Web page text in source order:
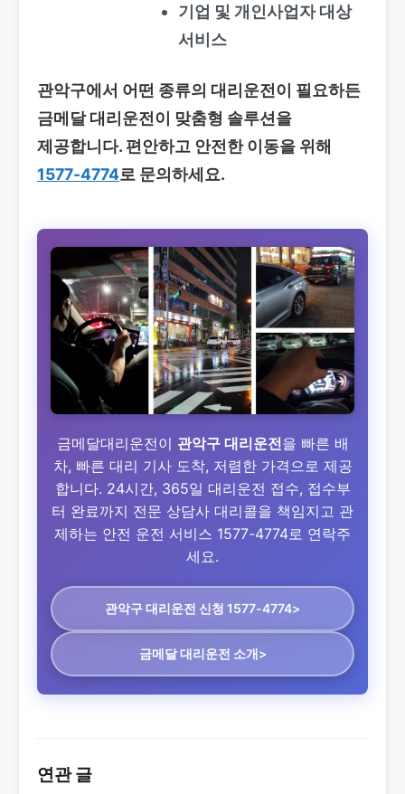
기업 및 개인사업자 대상
서비스
관악구에서 어떤 종류의 대리운전이 필요하든
금메달 대리운전이 맞춤형 솔루션을
제공합니다. 편안하고 안전한 이동을 위해
1577-4774로 문의하세요.
금메달대리운전이 관악구 대리운전을 빠른 배
차, 빠른 대리 기사 도착, 저렴한 가격으로 제공
합니다. 24시간, 365일 대리운전 접수, 접수부
터 완료까지 전문 상담사 대리콜을 책임지고 관
제하는 안전 운전 서비스 1577-4774로 연락주
세요.
관악구 대리운전 신청 1577-4774>
금메달 대리운전 소개>
연관 글